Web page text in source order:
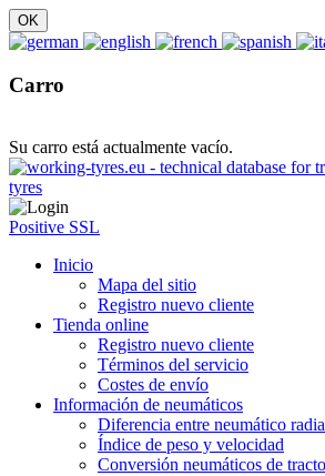
Carro
Su carro está actualmente vacío.
Positive SSL
Inicio
Mapa del sitio
Registro nuevo cliente
Tienda online
Registro nuevo cliente
Términos del servicio
Costes de envío
Información de neumáticos
Diferencia entre neumático
Índice de peso y velocidad
Conversión neumáticos de